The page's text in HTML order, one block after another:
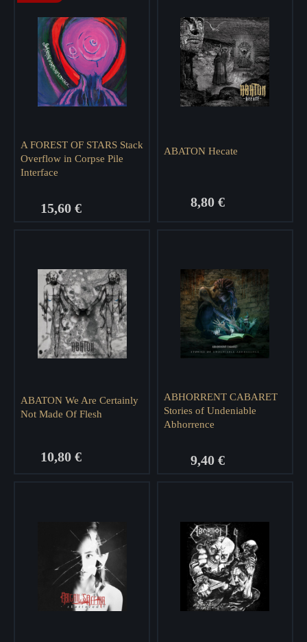
A FOREST OF STARS Stack
Overflow in Corpse Pile
Interface
15,60 €
ABATON Hecate
8,80 €
ABATON We Are Certainly
Not Made Of Flesh
10,80 €
ABHORRENT CABARET
Stories of Undeniable
Abhorrence
9,40 €